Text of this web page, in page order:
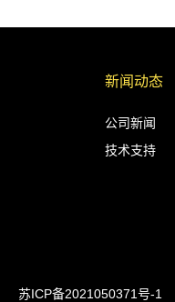
新闻动态
公司新闻
技术支持
苏ICP备2021050371号-1